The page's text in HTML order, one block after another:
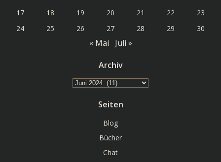
17
18 19 20 21 22
23
24
25 26 27 28 29 30
« Mai Juli »
Archiv
Archiv
Seiten
Blog
Bücher
Chat